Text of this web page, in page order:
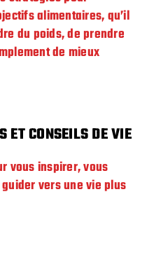
alimentaires, qu’il
du poids, de prendre
de mieux
ET CONSEILS DE VIE
vous inspirer, vous
vers une vie plus